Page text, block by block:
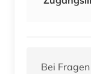
Bei